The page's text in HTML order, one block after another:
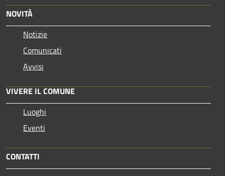
NOVITÀ
Notizie
Comunicati
Avvisi
VIVERE IL COMUNE
Luoghi
Eventi
CONTATTI